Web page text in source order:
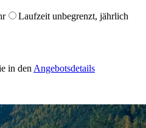
Laufzeit unbegrenzt, jährlich
in den Angebotsdetails